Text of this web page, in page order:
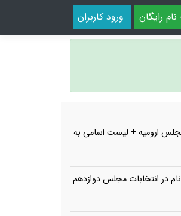
رایگان ورود کاربران
ارومیه + لیست اسامی به
در انتخابات مجلس دوازدهم